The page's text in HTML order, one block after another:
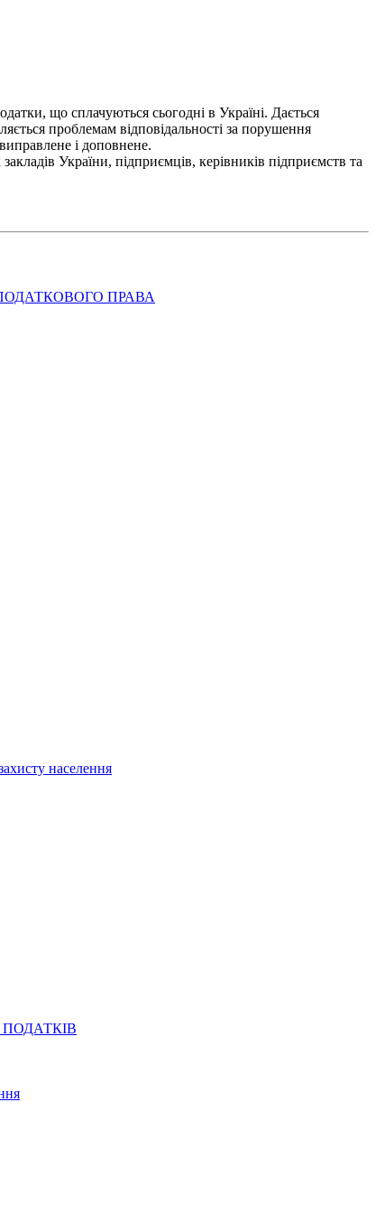
що сплачуються сьогодні в Україні. Дається
проблемам відповідальності за порушення
і доповнене.
України, підприємців, керівників підприємств та
ПРАВА
населення